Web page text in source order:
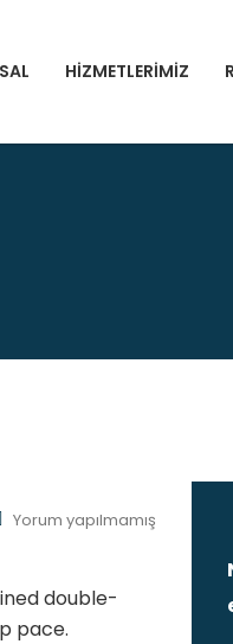
HIZMETLERIMIZ
Yorum yapılmamış
double-
pace.